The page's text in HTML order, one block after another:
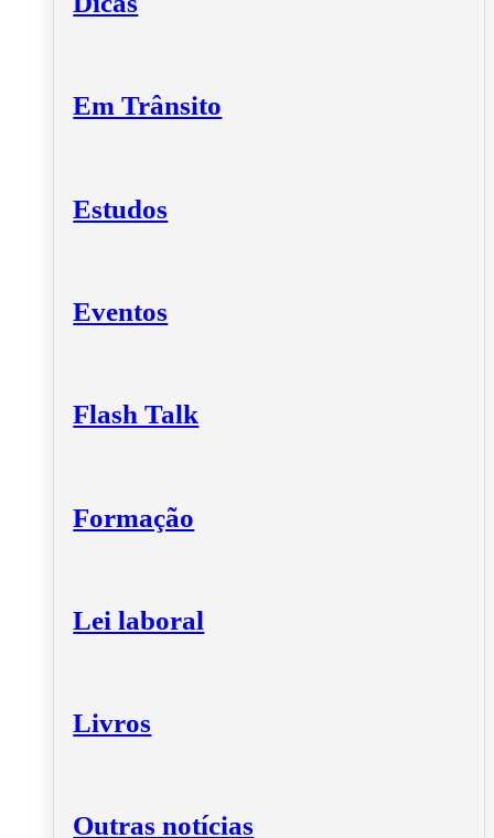
Em Trânsito
Estudos
Eventos
Flash Talk
Formação
Lei laboral
Livros
Outras notícias